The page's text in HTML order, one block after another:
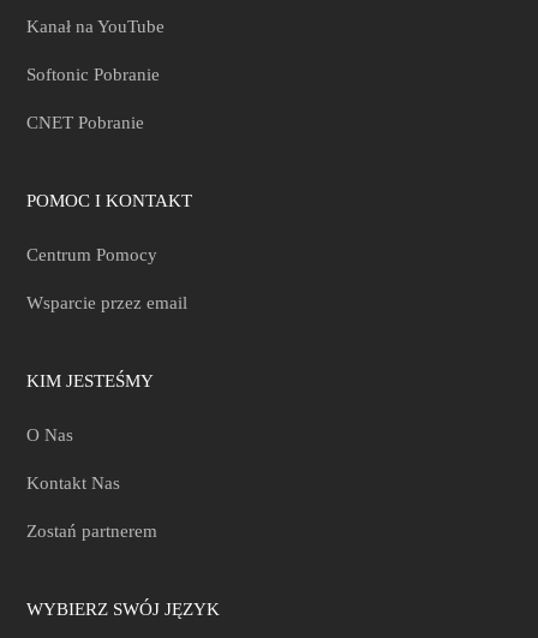
Kanał na YouTube
Softonic Pobranie
CNET Pobranie
POMOC I KONTAKT
Centrum Pomocy
Wsparcie przez email
KIM JESTEŚMY
O Nas
Kontakt Nas
Zostań partnerem
WYBIERZ SWÓJ JĘZYK